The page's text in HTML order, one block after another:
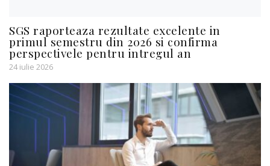
SGS raporteaza rezultate excelente in
primul semestru din 2026 si confirma
perspectivele pentru intregul an
24 iulie 2026